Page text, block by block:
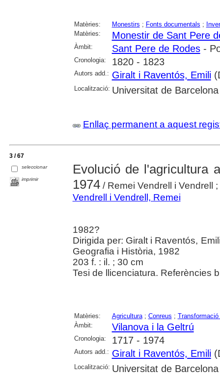
Matèries: Monestirs ; Fonts documentals ;
Matèries:
Monestir de Sant Pere
Àmbit: Sant Pere de Rodes-
Cronologia: 1820 - 1823
Autors add.: Giralt i Raventós, Emili
Localització: Universitat de Barcelona
Enllaç permanent a aquest
3 / 67
seleccionar
imprimir
Evolució de l'agricultura
1974/ Remei Vendrell i Vendrell
Vendrell i Vendrell, Remei
1982?
Dirigida per: Giralt i Raventós,
Geografia i Història, 1982
203 f. : il. ; 30 cm
Tesi de llicenciatura. Referències
Matèries: Agricultura; Conreus ; Transformació
Àmbit:
Vilanova i la Geltrú
Cronologia: 1717 - 1974
Autors add.: Giralt i Raventós, Emili
Localització: Universitat de Barcelona